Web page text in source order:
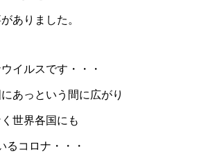
ありました。
イルスです・・・
あっという間に広がり
世界各国にも
る コロナ ・・・